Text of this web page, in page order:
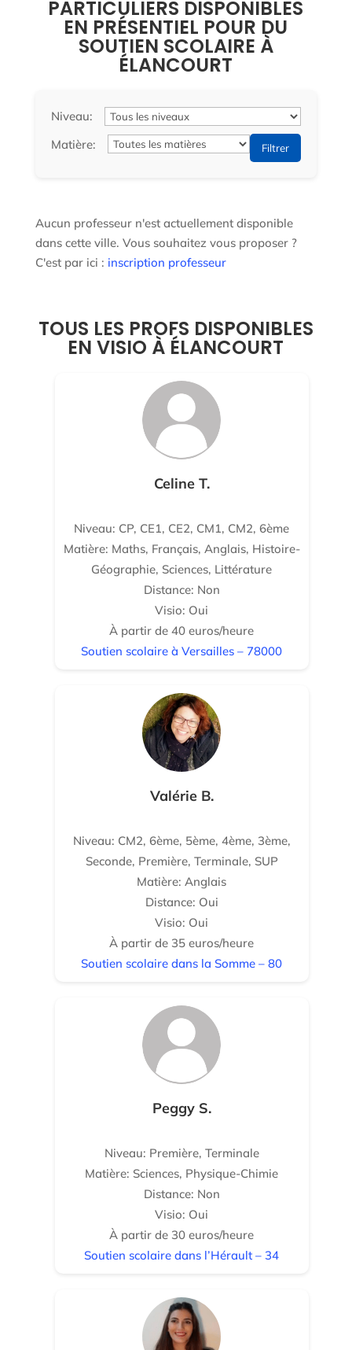
PARTICULIERS DISPONIBLES
EN PRÉSENTIEL POUR DU
SOUTIEN SCOLAIRE À
ÉLANCOURT
Niveau:
Matière:
Filtrer
Aucun professeur n'est actuellement disponible
dans cette ville. Vous souhaitez vous proposer ?
C'est par ici : inscription professeur
TOUS LES PROFS DISPONIBLES
EN VISIO À ÉLANCOURT
Celine T.
Niveau: CP, CE1, CE2, CM1, CM2, 6ème
Matière: Maths, Français, Anglais, Histoire-
Géographie, Sciences, Littérature
Distance: Non
Visio: Oui
À partir de 40 euros/heure
Soutien scolaire à Versailles – 78000
Valérie B.
Niveau: CM2, 6ème, 5ème, 4ème, 3ème,
Seconde, Première, Terminale, SUP
Matière: Anglais
Distance: Oui
Visio: Oui
À partir de 35 euros/heure
Soutien scolaire dans la Somme – 80
Peggy S.
Niveau: Première, Terminale
Matière: Sciences, Physique-Chimie
Distance: Non
Visio: Oui
À partir de 30 euros/heure
Soutien scolaire dans l’Hérault – 34